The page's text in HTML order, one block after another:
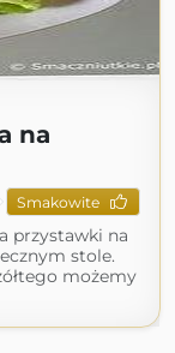
na
Smakowite
przystawki na
stole.
możemy